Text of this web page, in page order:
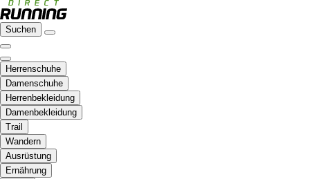
Suchen
Herrenschuhe
Damenschuhe
Herrenbekleidung
Damenbekleidung
Trail
Wandern
Ausrüstung
Ernährung